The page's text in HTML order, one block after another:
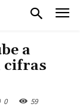
a
cifras
0 59